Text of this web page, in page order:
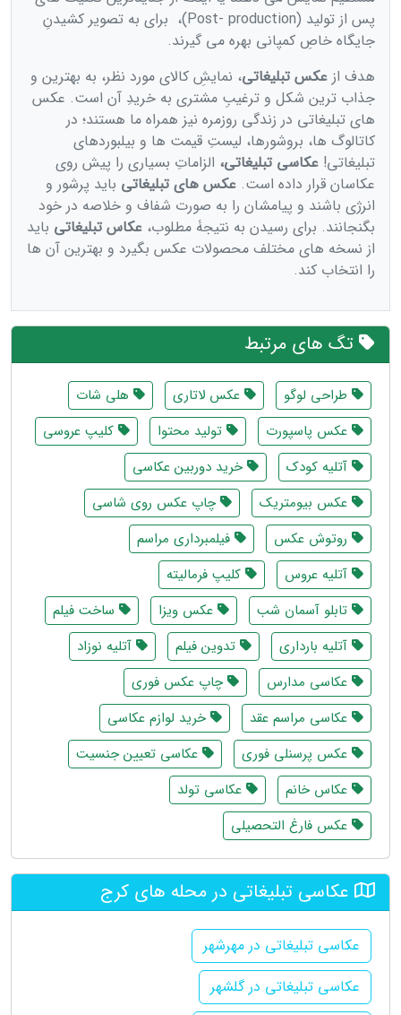
پس از تولید (Post- production)، برای به تصویر کشیدنِ
جایگاه خاصِ کمپانی بهره می ‌گیرند.
هدف از عکس تبلیغاتی، نمایشِ کالای مورد نظر، به بهترین و
جذاب ‌ترین شکل و ترغیبِ مشتری به خریدِ آن است. عکس‌
های تبلیغاتی در زندگی روزمره نیز همراه ما هستند؛ در
کاتالوگ‌ ها، بروشورها، لیستِ قیمت‌ ها و بیلبوردهای
تبلیغاتی! عکاسی تبلیغاتی، الزاماتِ بسیاری را پیش روی
عکاسان قرار داده است. عکس‌ های تبلیغاتی باید پرشور و
انرژی باشند و پیامشان را به صورت شفاف و خلاصه در خود
بگنجانند. برای رسیدن به نتیجۀ مطلوب، عکاس تبلیغاتی باید
از نسخه‌ های مختلف محصولات عکس بگیرد و بهترین آن‌ ها
را انتخاب کند.
تگ های مرتبط
طراحی لوگو عکس لاتاری
هلی شات
عکس پاسپورت
تولید محتوا
کلیپ عروسی
آتلیه کودک
خرید دوربین عکاسی
عکس بیومتریک
چاپ عکس روی شاسی
روتوش عکس
فیلمبرداری مراسم
آتلیه عروس
کلیپ فرمالیته
تابلو آسمان شب
عکس ویزا
ساخت فیلم
آتلیه بارداری
تدوین فیلم
آتلیه نوزاد
عکاسی مدارس
چاپ عکس فوری
عکاسی مراسم عقد
خرید لوازم عکاسی
عکس پرسنلی فوری
عکاسی تعیین جنسیت
عکاس خانم
عکاسی تولد
عکس فارغ التحصیلی
عکاسی تبلیغاتی در محله های کرج
عکاسی تبلیغاتی در مهرشهر
عکاسی تبلیغاتی در گلشهر